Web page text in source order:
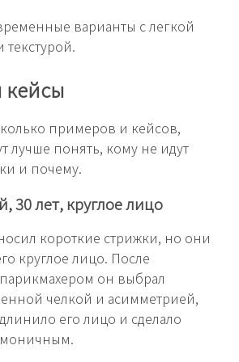
варианты с легкой
примеров и кейсов,
лучше понять, кому не идут
и почему.
30 лет, круглое лицо
короткие стрижки, но они
круглое лицо. После
он выбрал
челкой и асимметрией,
его лицо и сделало